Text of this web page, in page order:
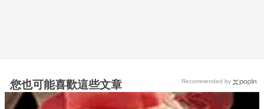
您也可能喜歡這些文章 Recommended by